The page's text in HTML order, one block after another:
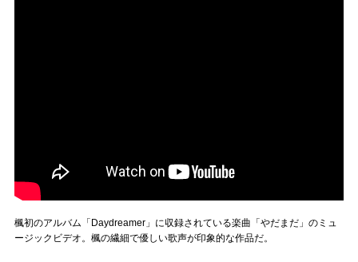
楓初のアルバム「Daydreamer」に収録されている楽曲「やだまだ」のミュ
ージックビデオ。楓の繊細で優しい歌声が印象的な作品だ。